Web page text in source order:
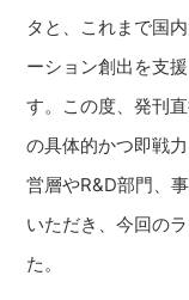
タと、これまで国
ーション創出を支
す。この度、発刊
の具体的かつ即戦
営層やR&D部門、
いただき、今回の
た。